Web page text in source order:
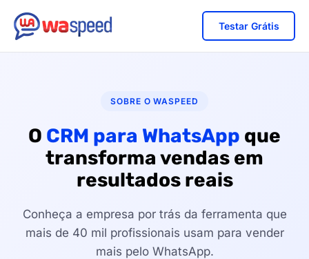
Testar Grátis
SOBRE O WASPEED
O CRM para WhatsApp que
transforma vendas em
resultados reais
Conheça a empresa por trás da ferramenta que
mais de 40 mil profissionais usam para vender
mais pelo WhatsApp.